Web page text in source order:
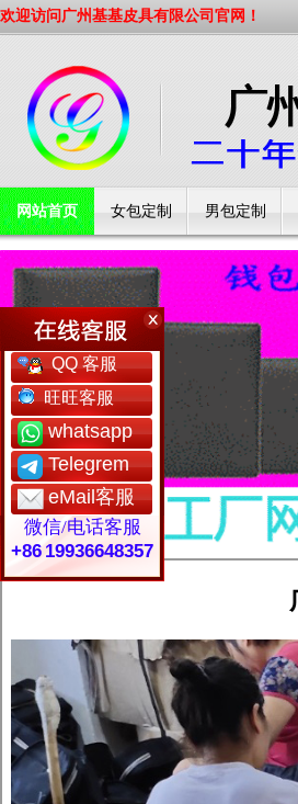
欢迎访问广州基基皮具有限公司官网！
网站首页 女包定制 男包定制
工厂简介
QQ 客服
旺旺客服
whatsapp
Telegrem
eMail客服
微信/电话客服
+86 19936648357